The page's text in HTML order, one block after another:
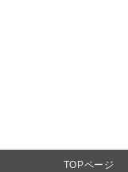
TOPページ